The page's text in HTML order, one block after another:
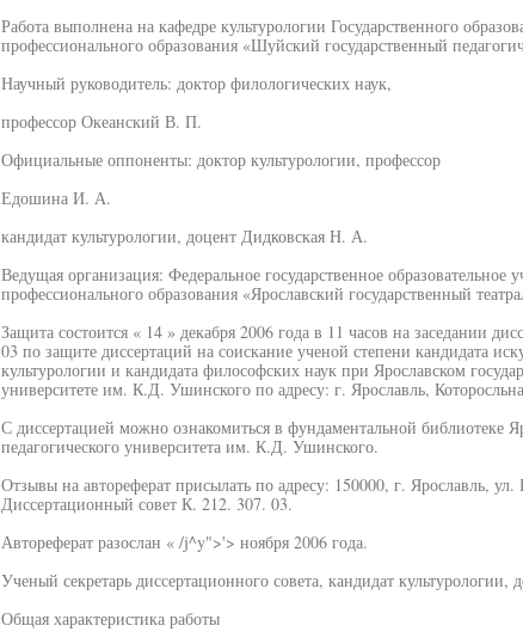
Работа выполнена на кафедре культурологии Государственного
профессионального образования «Шуйский государственный
Научный руководитель: доктор филологических наук,
профессор Океанский В. П.
Официальные оппоненты: доктор культурологии, профессор
Едошина И. А.
кандидат культурологии, доцент Дидковская Н. А.
Ведущая организация: Федеральное государственное образовательное
профессионального образования «Ярославский государственный
Защита состоится « 14 » декабря 2006 года в 11 часов на заседании
03 по защите диссертаций на соискание ученой степени кандидата
культурологии и кандидата философских наук при Ярославском
университете им. К.Д. Ушинского по адресу: г. Ярославль,
С диссертацией можно ознакомиться в фундаментальной библиотеке
педагогического университета им. К.Д. Ушинского.
Отзывы на автореферат присылать по адресу: 150000, г. Ярославль, ул.
Диссертационный совет К. 212. 307. 03.
Автореферат разослан « /j^y">'> ноября 2006 года.
Ученый секретарь диссертационного совета, кандидат
Общая характеристика работы